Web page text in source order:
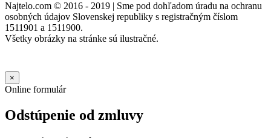
Najtelo.com © 2016 - 2019 | Sme pod dohľadom úradu na ochranu
osobných údajov Slovenskej republiky s registračným číslom
1511901 a 1511900.
Všetky obrázky na stránke sú ilustračné.
×
Online formulár
Odstúpenie od zmluvy